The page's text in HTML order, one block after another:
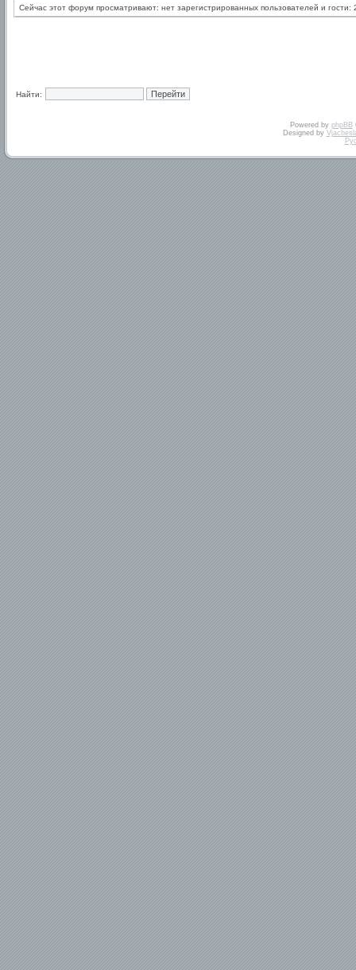
Сейчас этот форум просматривают: нет зарегистрированных пользователей и гости:
Найти:
Powered by phpBB
Designed by